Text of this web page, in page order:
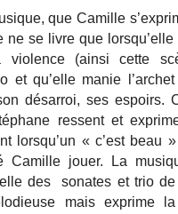
que Camille
ne se livre que
violence (ainsi cette
et qu’elle manie
désarroi, ses espoirs.
ressent et
lorsqu’un « c’est beau
Camille jouer. La
des sonates et trio de
mais exprime